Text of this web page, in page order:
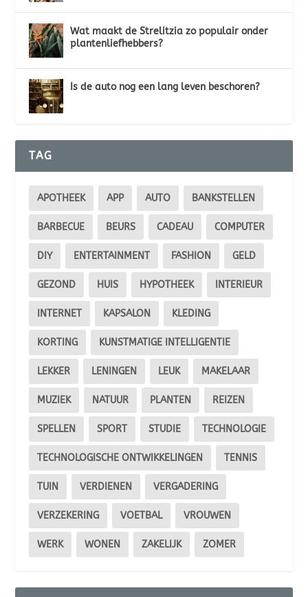
Wat maakt de Strelitzia zo populair onder
plantenliefhebbers?
Is de auto nog een lang leven beschoren?
TAG
APOTHEEK APP AUTO BANKSTELLEN
BARBECUE BEURS CADEAU COMPUTER
DIY ENTERTAINMENT FASHION GELD
GEZOND HUIS HYPOTHEEK INTERIEUR
INTERNET KAPSALON KLEDING
KORTING KUNSTMATIGE INTELLIGENTIE
LEKKER LENINGEN LEUK MAKELAAR
MUZIEK NATUUR PLANTEN REIZEN
SPELLEN SPORT STUDIE TECHNOLOGIE
TECHNOLOGISCHE ONTWIKKELINGEN TENNIS
TUIN VERDIENEN VERGADERING
VERZEKERING VOETBAL VROUWEN
WERK WONEN ZAKELIJK ZOMER